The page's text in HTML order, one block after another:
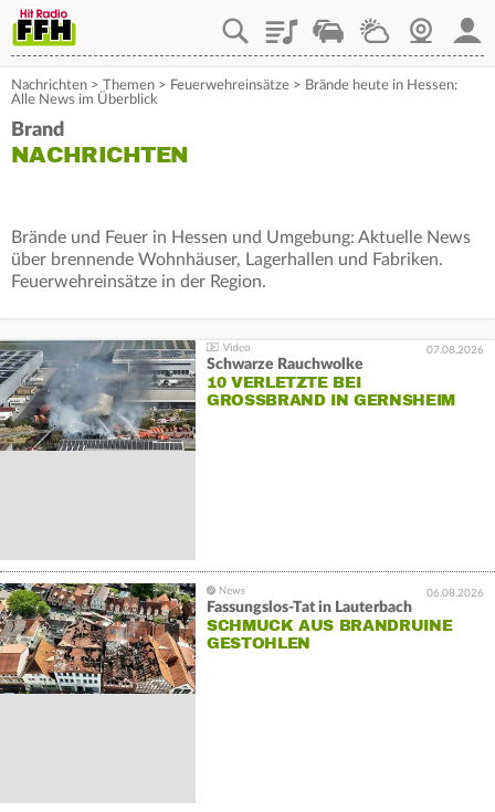
PlaylistStaupilotWetterWebcam
Nachrichten > Themen > Feuerwehreinsätze > Brände heute in Hessen:
Alle News im Überblick
Brand
NACHRICHTEN
Brände und Feuer in Hessen und Umgebung: Aktuelle News
über brennende Wohnhäuser, Lagerhallen und Fabriken.
Feuerwehreinsätze in der Region.
07.08.2026
Schwarze Rauchwolke
10 VERLETZTE BEI
GROSSBRAND IN GERNSHEIM
06.08.2026
Fassungslos-Tat in Lauterbach
SCHMUCK AUS BRANDRUINE
GESTOHLEN